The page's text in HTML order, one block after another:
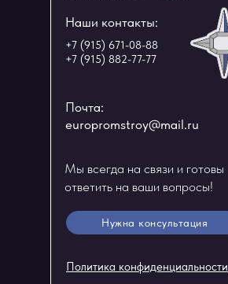
Наши контакты:
+7 (915) 671-08-88
+7 (915) 882-77-77
europromstroy@mail.ru
Нужна консультация
Политика конфиденциальности
Мы всегда на связи и готовы
ответить на ваши вопросы!
Почта: